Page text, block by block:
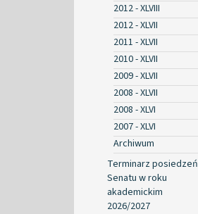
2012 - XLVIII
2012 - XLVII
2011 - XLVII
2010 - XLVII
2009 - XLVII
2008 - XLVII
2008 - XLVI
2007 - XLVI
Archiwum
Terminarz posiedzeń
Senatu w roku
akademickim
2026/2027